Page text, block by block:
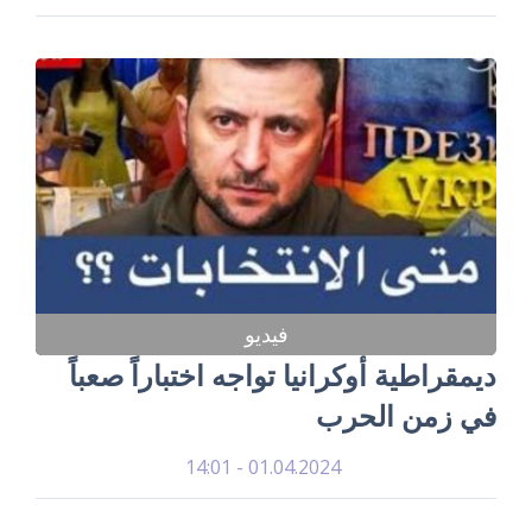
فيديو
ديمقراطية أوكرانيا تواجه اختباراً صعباً
في زمن الحرب
01.04.2024 - 14:01